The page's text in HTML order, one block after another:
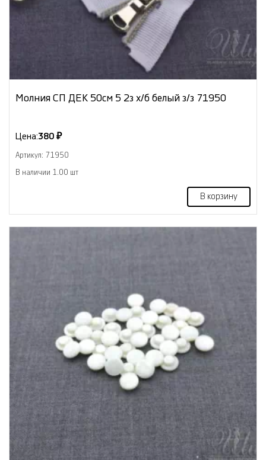
Молния СП ДЕК 50см 5 2з х/б белый з/з 71950
Цена:380 ₽
Артикул: 71950
В наличии 1.00 шт
В корзину